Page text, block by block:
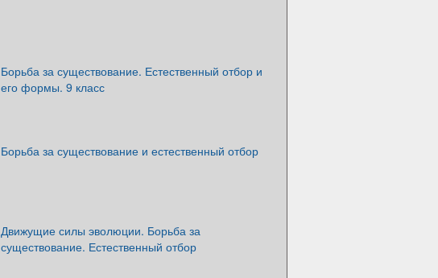
Борьба за существование. Естественный отбор и
его формы. 9 класс
Борьба за существование и естественный отбор
Движущие силы эволюции. Борьба за
существование. Естественный отбор